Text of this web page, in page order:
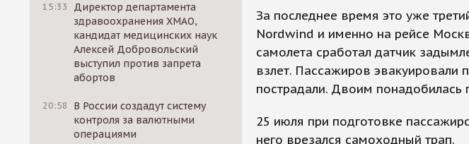
15:33
Директор департамента
здравоохранения ХМАО,
кандидат медицинских наук
Алексей Добровольский
выступил против запрета
абортов
20:58
В России создадут систему
контроля за валютными
операциями
За последнее время это уже
Nordwind и именно на рейсе
самолета сработал датчик
взлет. Пассажиров эвакуировали
пострадали. Двоим понадобилась
25 июля при подготовке
него врезался самоходный трап.